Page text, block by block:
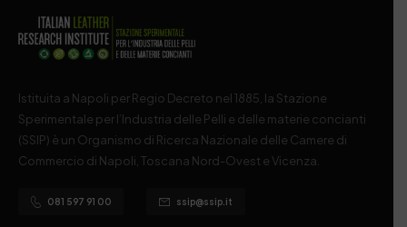
Istituita a Napoli per Regio Decreto nel 1885, la Stazione
Sperimentale per l’Industria delle Pelli e delle materie concianti
(SSIP) è un Organismo di Ricerca Nazionale delle Camere di
Commercio di Napoli, Toscana Nord-Ovest e Vicenza.
081 597 91 00 ssip@ssip.it